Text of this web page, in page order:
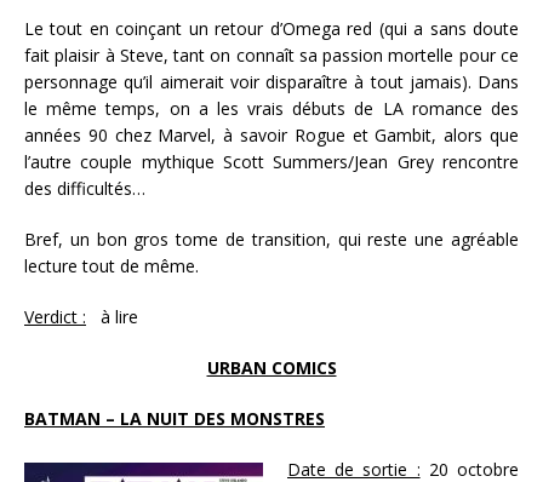
Le tout en coinçant un retour d’Omega red (qui a sans doute
fait plaisir à Steve, tant on connaît sa passion mortelle pour ce
personnage qu’il aimerait voir disparaître à tout jamais). Dans
le même temps, on a les vrais débuts de LA romance des
années 90 chez Marvel, à savoir Rogue et Gambit, alors que
l’autre couple mythique Scott Summers/Jean Grey rencontre
des difficultés…
Bref, un bon gros tome de transition, qui reste une agréable
lecture tout de même.
Verdict : à lire
URBAN COMICS
BATMAN – LA NUIT DES MONSTRES
Date de sortie : 20 octobre